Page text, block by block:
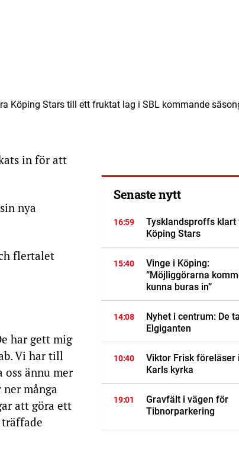
Köping Stars till ett fruktat lag i SBL kommande
in för att
nya
flertalet
har gett mig
Vi har till
ännu mer
många
att göra ett
träffade
Senaste nytt
16:59
Tysklandsproffs klart
Köping Stars
15:40
Vinge i Köping:
”Möjliggörarna
kunna buras in”
14:08
Nyhet i centrum: De
Elgiganten
10:40
Viktor Frisk föreläser
Karls kyrka
19:01
Gravfält i vägen för
Tibnorparkering